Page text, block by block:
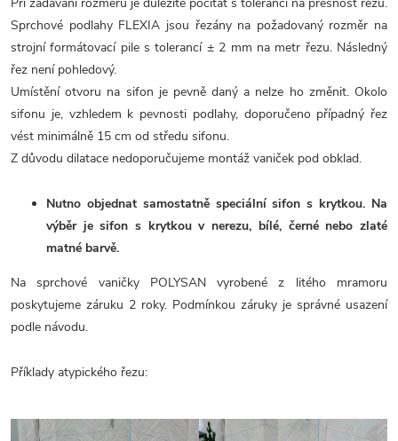
Sprchové podlahy FLEXIA jsou řezány na požadovaný rozměr na
strojní formátovací pile s tolerancí ± 2 mm na metr řezu. Následný
řez není pohledový.
Umístění otvoru na sifon je pevně daný a nelze ho změnit. Okolo
sifonu je, vzhledem k pevnosti podlahy, doporučeno případný řez
vést minimálně 15 cm od středu sifonu.
Z důvodu dilatace nedoporučujeme montáž vaniček pod obklad.
Nutno objednat samostatně speciální sifon s krytkou. Na
výběr je sifon s krytkou v nerezu, bílé, černé nebo zlaté
matné barvě.
Na sprchové vaničky POLYSAN vyrobené z litého mramoru
poskytujeme záruku 2 roky. Podmínkou záruky je správné usazení
podle návodu.
Příklady atypického řezu: